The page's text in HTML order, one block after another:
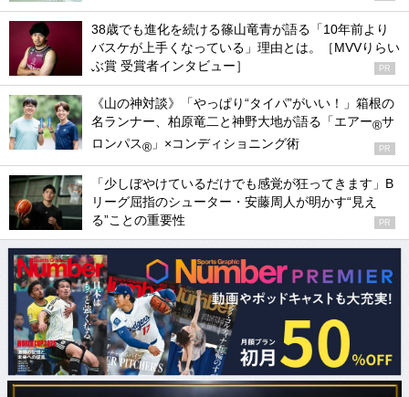
38歳でも進化を続ける篠山竜青が語る「10年前より
バスケが上手くなっている」理由とは。［MVVりらい
ぶ賞 受賞者インタビュー］
PR
《山の神対談》「やっぱり“タイパ”がいい！」箱根の
名ランナー、柏原竜二と神野大地が語る「エアー®サ
ロンパス® 」×コンディショニング術 PR
「少しぼやけているだけでも感覚が狂ってきます」B
リーグ屈指のシューター・安藤周人が明かす“見え
る”ことの重要性
PR